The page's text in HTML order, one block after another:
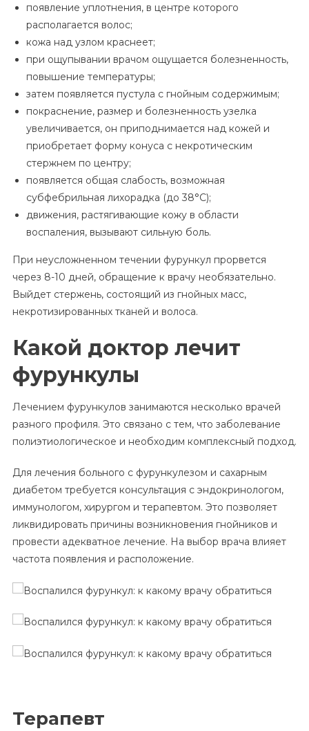
появление уплотнения, в центре которого
располагается волос;
кожа над узлом краснеет;
при ощупывании врачом ощущается болезненность,
повышение температуры;
затем появляется пустула с гнойным содержимым;
покраснение, размер и болезненность узелка
увеличивается, он приподнимается над кожей и
приобретает форму конуса с некротическим
стержнем по центру;
появляется общая слабость, возможная
субфебрильная лихорадка (до 38°С);
движения, растягивающие кожу в области
воспаления, вызывают сильную боль.
При неусложненном течении фурункул прорвется
через 8-10 дней, обращение к врачу необязательно.
Выйдет стержень, состоящий из гнойных масс,
некротизированных тканей и волоса.
Какой доктор лечит
фурункулы
Лечением фурункулов занимаются несколько врачей
разного профиля. Это связано с тем, что заболевание
полиэтиологическое и необходим комплексный подход.
Для лечения больного с фурункулезом и сахарным
диабетом требуется консультация с эндокринологом,
иммунологом, хирургом и терапевтом. Это позволяет
ликвидировать причины возникновения гнойников и
провести адекватное лечение. На выбор врача влияет
частота появления и расположение.
Терапевт